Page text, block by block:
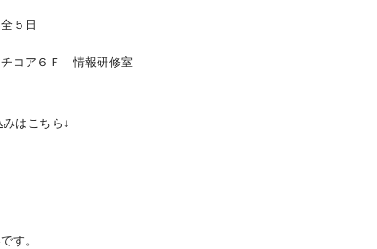
５日
コア６Ｆ 情報研修室
はこちら↓
す。